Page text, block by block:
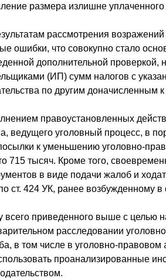
размера излишне
рассмотрения
ошибки, что совокупно стало
дополнительной
(ИП) сумм налогов с
по другим доначисленным
правоустановленных
ведущего уголовный процесс, в
к уменьшению уголовно-
715 тысяч. Кроме того,
в виде подачи жалоб и
ст. 424 УК, ранее возбужденному
всего приведенного выше с целью
расследовании
в том числе в уголовно-правовом
проанализированные